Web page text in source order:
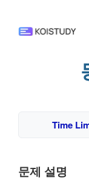
Time
문제 설명